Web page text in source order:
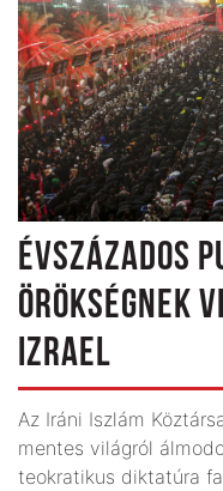
ÉVSZÁZADOS
ÖRÖKSÉGNEK
IZRAEL
Az Iráni Iszlám
mentes világról
teokratikus diktatúra